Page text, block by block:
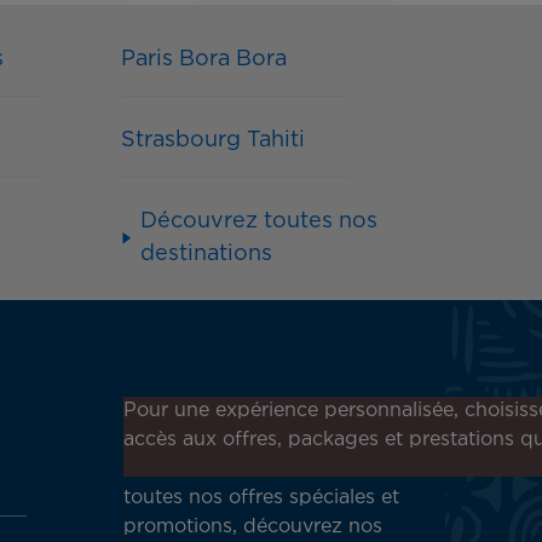
Paris Bora Bora
Strasbourg Tahiti
Découvrez toutes nos
destinations
Inscrivez-vous à notre
newsletter !
toutes nos offres spéciales et
promotions, découvrez nos
Pour une expérience personnalisée,
accès aux offres, packages et prestations